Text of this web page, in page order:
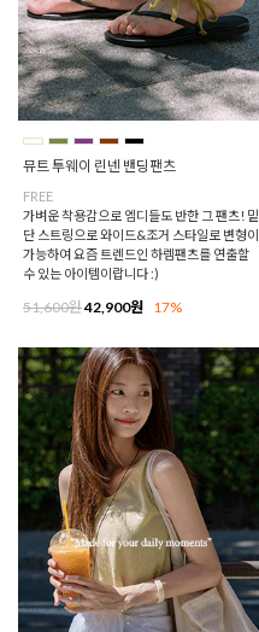
뮤트 투웨이 린넨 밴딩팬츠
FREE
가벼운 착용감으로 엠디들도 반한 그 팬츠! 밑
단 스트링으로 와이드&조거 스타일로 변형이
가능하여 요즘 트렌드인 하렘팬츠를 연출할
수 있는 아이템이랍니다 :)
51,600원42,900원 17%